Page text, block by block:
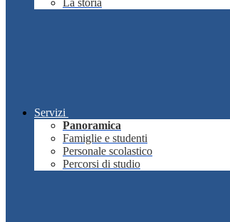
La storia
Servizi
Panoramica
Famiglie e studenti
Personale scolastico
Percorsi di studio